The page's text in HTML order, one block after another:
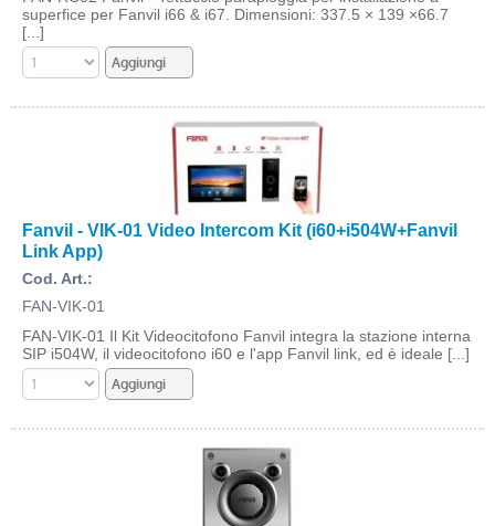
superfice per Fanvil i66 & i67. Dimensioni: 337.5 × 139 ×66.7
[...]
Fanvil - VIK-01 Video Intercom Kit (i60+i504W+Fanvil
Link App)
Cod. Art.:
FAN-VIK-01
FAN-VIK-01 Il Kit Videocitofono Fanvil integra la stazione interna
SIP i504W, il videocitofono i60 e l'app Fanvil link, ed è ideale [...]